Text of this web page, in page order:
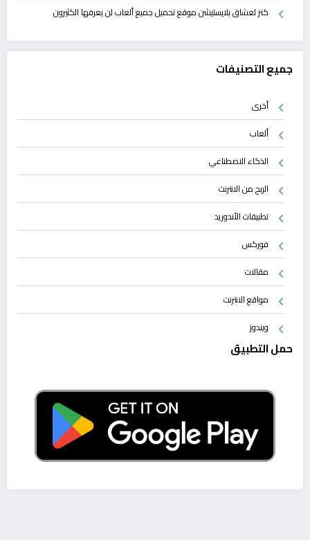
كنز لعشاق بلايستيشن موقع تحميل جميع ألعاب لن يعرفها الكثيرون
جميع التصنيفات
أخرى
ألعاب
الذكاء الاصطناعي
الربح من الانترنت
تطبيقات الأندوريد
فوركس
مقالات
مواقع الانترنت
ويندوز
حمل التطبيق